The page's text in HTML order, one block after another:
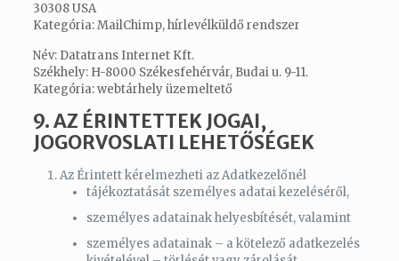
30308 USA
Kategória: MailChimp, hírlevélküldő rendszer
Név: Datatrans Internet Kft.
Székhely: H-8000 Székesfehérvár, Budai u. 9-11.
Kategória: webtárhely üzemeltető
9. AZ ÉRINTETTEK JOGAI,
JOGORVOSLATI LEHETŐSÉGEK
Az Érintett kérelmezheti az Adatkezelőnél
tájékoztatását személyes adatai kezeléséről,
személyes adatainak helyesbítését, valamint
személyes adatainak – a kötelező adatkezelés